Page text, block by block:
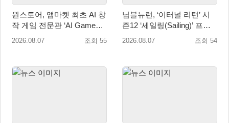
원스토어, 앱마켓 최초 AI 창
작 게임 전문관 ‘AI Games’
오픈
2026.08.07 조회 55
님블뉴런, ‘이터널 리턴’ 시
즌12 ‘세일링(Sailing)’ 프리
시즌 시작
2026.08.07 조회 54